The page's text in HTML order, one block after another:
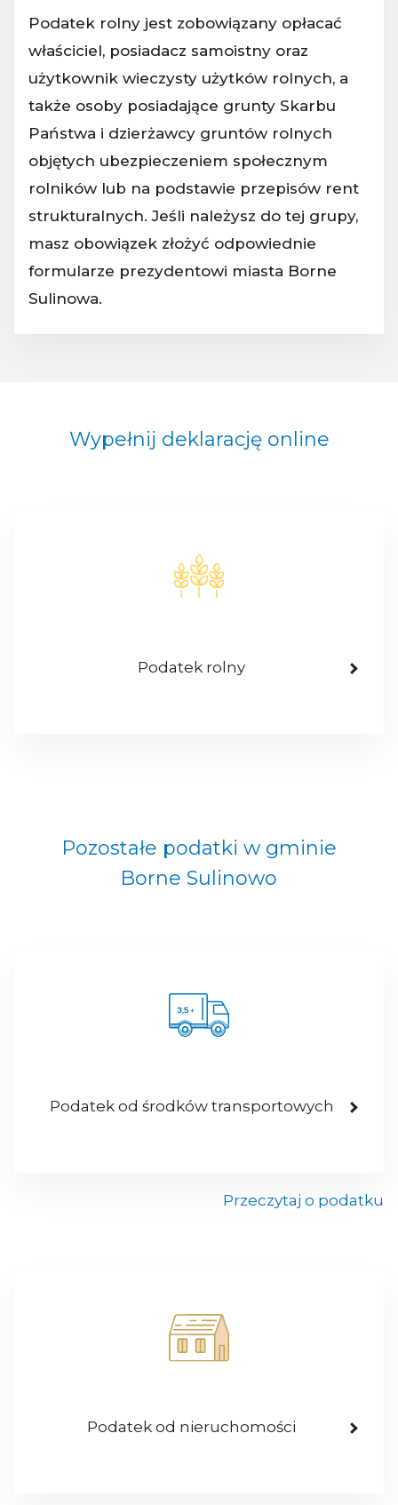
Podatek rolny jest zobowiązany opłacać
właściciel, posiadacz samoistny oraz
użytkownik wieczysty użytków rolnych, a
także osoby posiadające grunty Skarbu
Państwa i dzierżawcy gruntów rolnych
objętych ubezpieczeniem społecznym
rolników lub na podstawie przepisów rent
strukturalnych. Jeśli należysz do tej grupy,
masz obowiązek złożyć odpowiednie
formularze prezydentowi miasta Borne
Sulinowa.
Wypełnij deklarację online
Podatek rolny
Pozostałe podatki w gminie
Borne Sulinowo
Podatek od środków transportowych
Przeczytaj o podatku
Podatek od nieruchomości